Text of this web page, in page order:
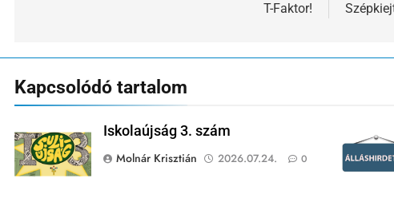
T-Faktor!
Kapcsolódó tartalom
Iskolaújság 3. szám
Molnár Krisztián
2026.07.24. 0